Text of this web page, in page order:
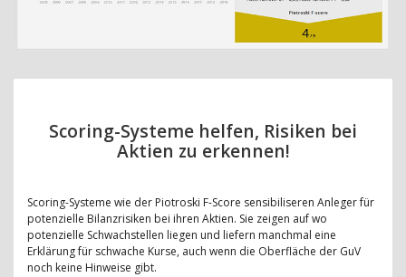
Scoring-Systeme helfen, Risiken bei
Aktien zu erkennen!
Scoring-Systeme wie der Piotroski F-Score sensibiliseren Anleger für
potenzielle Bilanzrisiken bei ihren Aktien. Sie zeigen auf wo
potenzielle Schwachstellen liegen und liefern manchmal eine
Erklärung für schwache Kurse, auch wenn die Oberfläche der GuV
noch keine Hinweise gibt.